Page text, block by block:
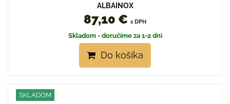
ALBAINOX
87,10 € s DPH
Skladom - doručíme za 1-2 dni
Do košíka
SKLADOM